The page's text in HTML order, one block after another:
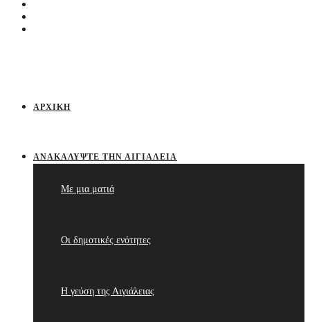
ΑΡΧΙΚΉ
ΑΝΑΚΑΛΎΨΤΕ ΤΗΝ ΑΙΓΙΆΛΕΙΑ
Με μια ματιά
Οι δημοτικές ενότητες
Η γεύση της Αιγιάλειας